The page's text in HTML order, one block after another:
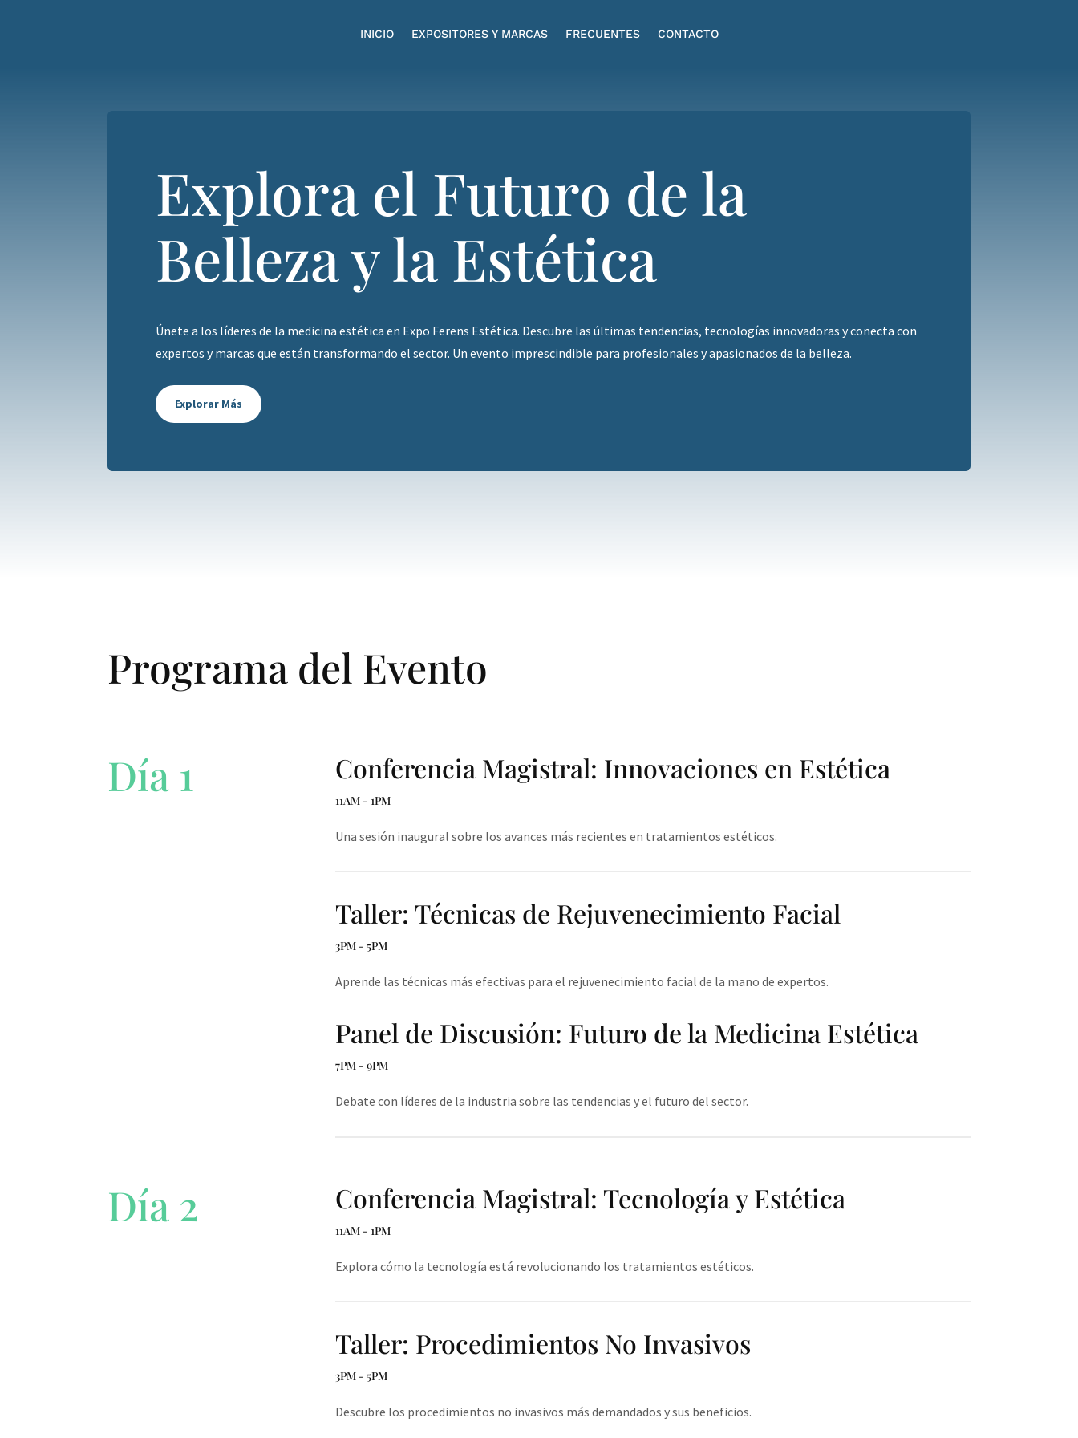
INICIO EXPOSITORES Y MARCAS FRECUENTES CONTACTO
Explora el Futuro de la
Belleza y la Estética
Únete a los líderes de la medicina estética en Expo Ferens Estética. Descubre las últimas tendencias, tecnologías innovadoras y conecta con
expertos y marcas que están transformando el sector. Un evento imprescindible para profesionales y apasionados de la belleza.
Explorar Más
Programa del Evento
Día 1
Conferencia Magistral: Innovaciones en Estética
11AM - 1PM
Una sesión inaugural sobre los avances más recientes en tratamientos estéticos.
Taller: Técnicas de Rejuvenecimiento Facial
3PM - 5PM
Aprende las técnicas más efectivas para el rejuvenecimiento facial de la mano de expertos.
Panel de Discusión: Futuro de la Medicina Estética
7PM - 9PM
Debate con líderes de la industria sobre las tendencias y el futuro del sector.
Día 2 Conferencia Magistral: Tecnología y Estética
11AM - 1PM
Explora cómo la tecnología está revolucionando los tratamientos estéticos.
Taller: Procedimientos No Invasivos
3PM - 5PM
Descubre los procedimientos no invasivos más demandados y sus beneficios.